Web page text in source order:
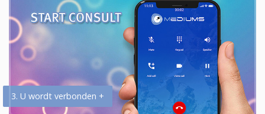
3. U wordt verbonden +